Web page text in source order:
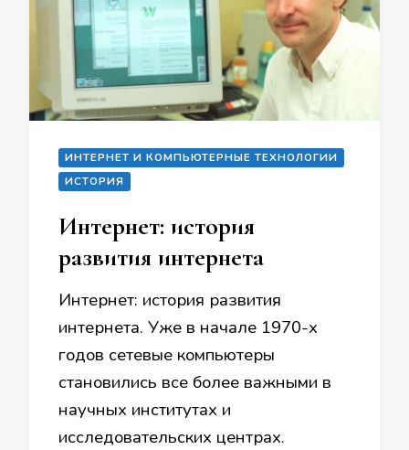
ИНТЕРНЕТ И КОМПЬЮТЕРНЫЕ ТЕХНОЛОГИИ
ИСТОРИЯ
Интернет: история
развития интернета
Интернет: история развития
интернета. Уже в начале 1970-х
годов сетевые компьютеры
становились все более важными в
научных институтах и
исследовательских центрах.